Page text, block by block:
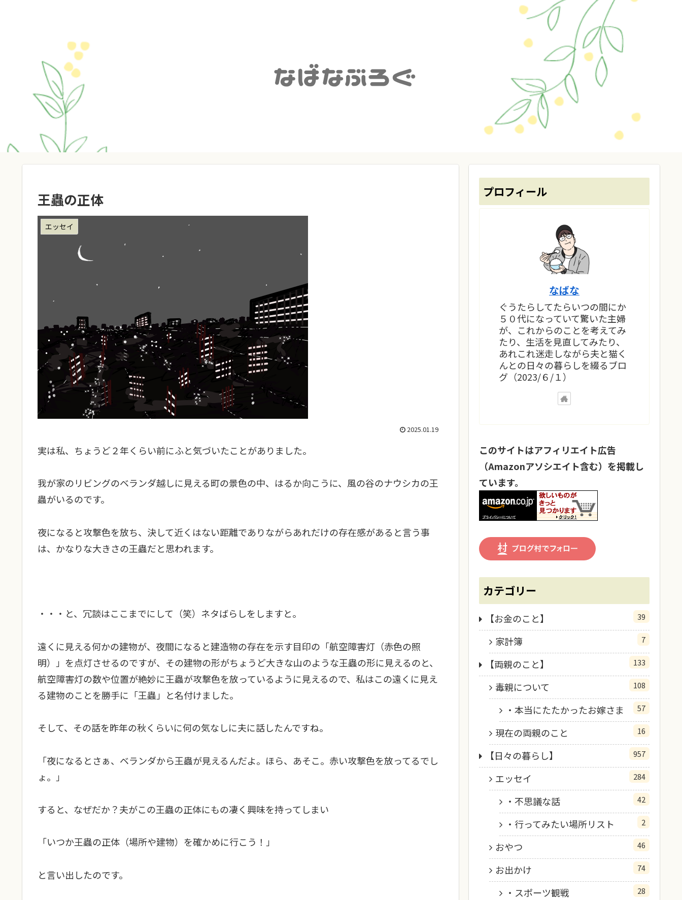
王蟲の正体
エッセイ
2025.01.19
実は私、ちょうど２年くらい前にふと気づいたことがありました。
我が家のリビングのベランダ越しに見える町の景色の中、はるか向こうに、風の谷のナウシカの王
蟲がいるのです。
夜になると攻撃色を放ち、決して近くはない距離でありながらあれだけの存在感があると言う事
は、かなりな大きさの王蟲だと思われます。
・・・と、冗談はここまでにして（笑）ネタばらしをしますと。
遠くに見える何かの建物が、夜間になると建造物の存在を示す目印の「航空障害灯（赤色の照
明）」を点灯させるのですが、その建物の形がちょうど大きな山のような王蟲の形に見えるのと、
航空障害灯の数や位置が絶妙に王蟲が攻撃色を放っているように見えるので、私はこの遠くに見え
る建物のことを勝手に「王蟲」と名付けました。
そして、その話を昨年の秋くらいに何の気なしに夫に話したんですね。
「夜になるとさぁ、ベランダから王蟲が見えるんだよ。ほら、あそこ。赤い攻撃色を放ってるでし
ょ。」
すると、なぜだか？夫がこの王蟲の正体にもの凄く興味を持ってしまい
「いつか王蟲の正体（場所や建物）を確かめに行こう！」
と言い出したのです。
プロフィール
なばな
ぐうたらしてたらいつの間にか
５０代になっていて驚いた主婦
が、これからのことを考えてみ
たり、生活を見直してみたり、
あれこれ迷走しながら夫と猫く
んとの日々の暮らしを綴るブロ
グ（2023/６/１）
このサイトはアフィリエイト広告
（Amazonアソシエイト含む）を掲載し
ています。
カテゴリー
【お金のこと】 39
家計簿 7
【両親のこと】 133
毒親について 108
・本当にたたかったお嫁さま 57
現在の両親のこと 16
【日々の暮らし】 957
エッセイ 284
・不思議な話 42
・行ってみたい場所リスト 2
おやつ 46
お出かけ 74
・スポーツ観戦 28